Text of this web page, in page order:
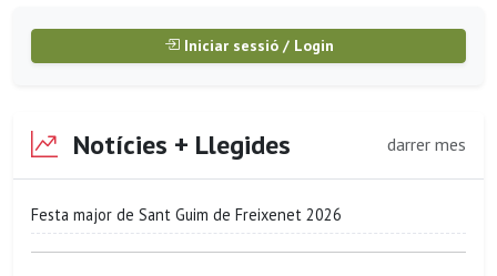
Iniciar sessió / Login
Notícies + Llegides darrer mes
Festa major de Sant Guim de Freixenet 2026